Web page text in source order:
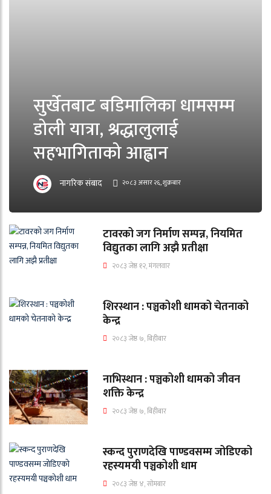
सुर्खेतबाट बडिमालिका धामसम्म
डोली यात्रा, श्रद्धालुलाई
सहभागिताको आह्वान
नागरिक संबाद २०८३ असार २६, शुक्रबार
टावरको जग निर्माण सम्पन्न, नियमित
विद्युतका लागि अझै प्रतीक्षा
२०८३ जेष्ठ १२, मंगलवार
शिरस्थान : पञ्चकोशी धामको चेतनाको
केन्द्र
२०८३ जेष्ठ ७, बिहीबार
नाभिस्थान : पञ्चकोशी धामको जीवन
शक्ति केन्द्र
२०८३ जेष्ठ ७, बिहीबार
स्कन्द पुराणदेखि पाण्डवसम्म जोडिएको
रहस्यमयी पञ्चकोशी धाम
२०८३ जेष्ठ ४, सोमबार